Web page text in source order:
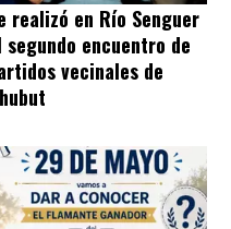
realizó en Río Senguer
segundo encuentro de
vecinales de